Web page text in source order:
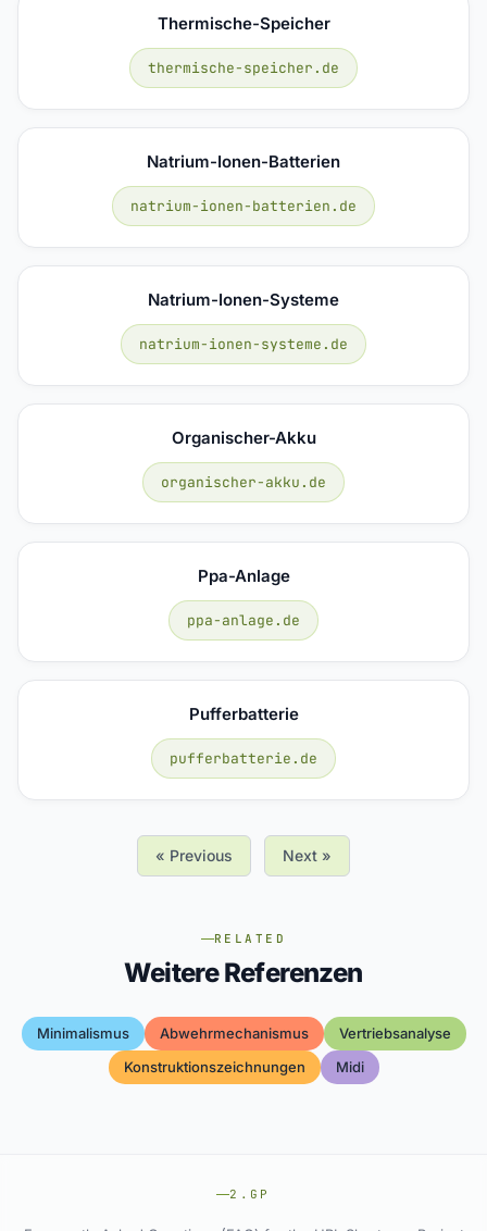
Thermische-Speicher
thermische-speicher.de
Natrium-Ionen-Batterien
natrium-ionen-batterien.de
Natrium-Ionen-Systeme
natrium-ionen-systeme.de
Organischer-Akku
organischer-akku.de
Ppa-Anlage
ppa-anlage.de
Pufferbatterie
pufferbatterie.de
« Previous Next »
RELATED
Weitere Referenzen
Minimalismus Abwehrmechanismus
Vertriebsanalyse
Konstruktionszeichnungen
Midi
2.GP